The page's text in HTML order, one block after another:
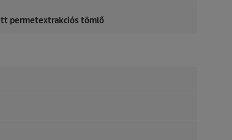
permetextrakciós tömlő